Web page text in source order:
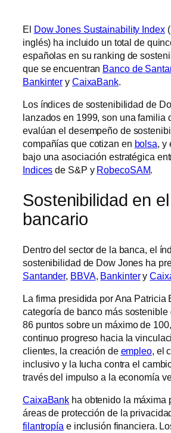
El Dow Jones Sustainability Index
inglés) ha incluido un total de
españolas en su ranking de
que se encuentran Banco de
Bankinter y CaixaBank.
Los índices de sostenibilidad de
lanzados en 1999, son una familia
evalúan el desempeño de
compañías que cotizan en bolsa, y
bajo una asociación estratégica
Indices de S&P y RobecoSAM.
Sostenibilidad en
bancario
Dentro del sector de la banca, el
sostenibilidad de Dow Jones ha
Santander, BBVA, Bankintery
La firma presidida por Ana Patricia
categoría de banco más sostenible
86 puntos sobre un máximo de
continuo progreso hacia la
clientes, la creación de empleo, el
inclusivo y la lucha contra el
través del impulso a la economía
CaixaBank ha obtenido la máxima
áreas de protección de la
filantropía e inclusión financiera.